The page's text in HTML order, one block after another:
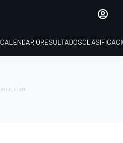
CALENDARIORESULTADOS